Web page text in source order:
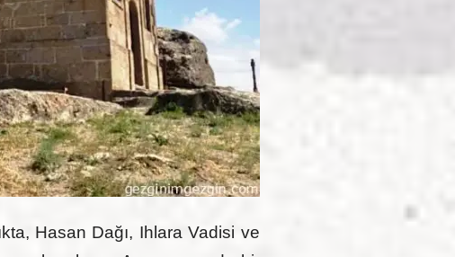
Hasan Dağı, Ihlara Vadisi ve